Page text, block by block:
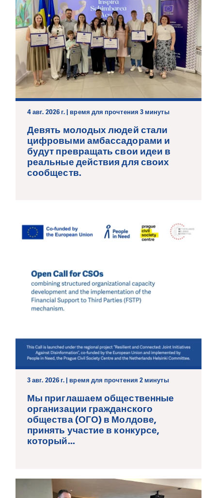
4 авг. 2026 г. | время для прочтения 3 минуты
Девять молодых людей стали
цифровыми амбассадорами и
будут превращать свои идеи в
реальные действия для своих
сообществ.
3 авг. 2026 г. | время для прочтения 2 минуты
Мы приглашаем общественные
организации гражданского
общества (ОГО) в Молдове,
принять участие в конкурсе,
который...